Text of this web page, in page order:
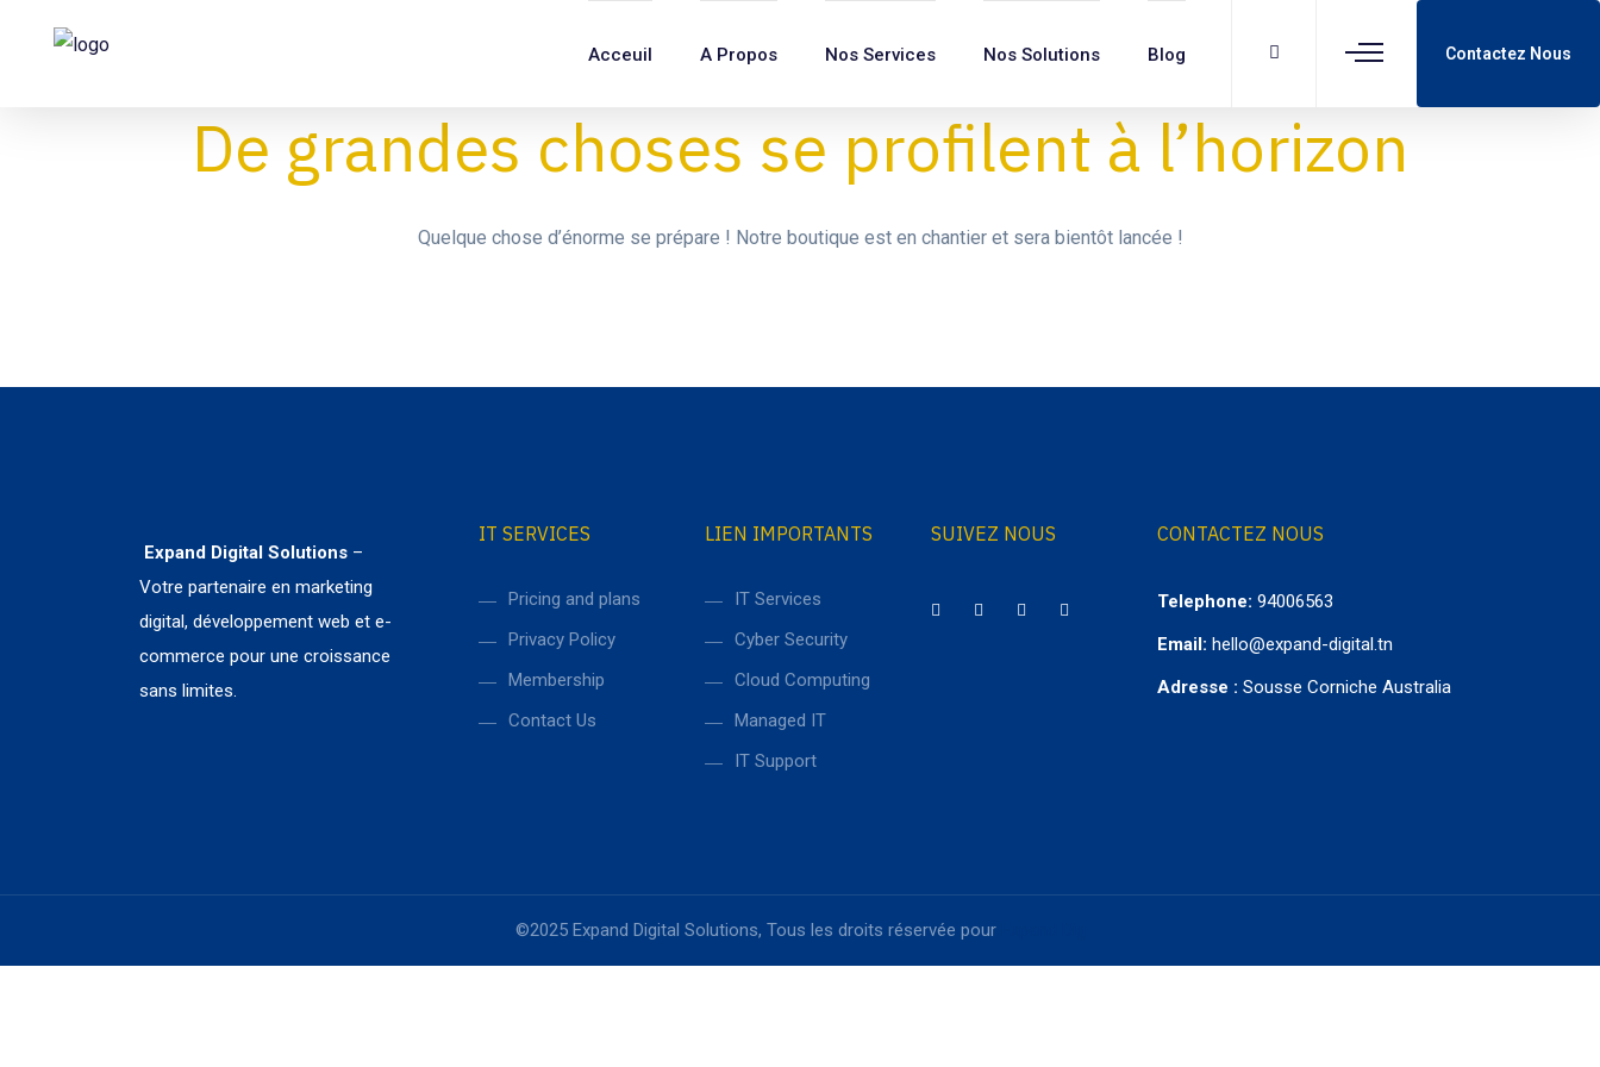
Contactez Nous
Acceuil A Propos Nos Services Nos Solutions Blog
De grandes choses se profilent à l’horizon
Quelque chose d’énorme se prépare ! Notre boutique est en chantier et sera bientôt lancée !
Expand Digital Solutions –
Votre partenaire en marketing
digital, développement web et e-
commerce pour une croissance
sans limites.
IT SERVICES
Pricing and plans
Privacy Policy
Membership
Contact Us
LIEN IMPORTANTS
IT Services
Cyber Security
Cloud Computing
Managed IT
IT Support
SUIVEZ NOUS CONTACTEZ NOUS
Telephone: 94006563
Email: hello@expand-digital.tn
Adresse : Sousse Corniche Australia
©2025 Expand Digital Solutions, Tous les droits réservée pour